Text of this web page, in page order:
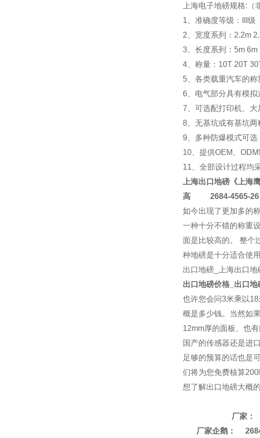
上海电子地磅规格:（
1、准确度等级：III级
2、宽度系列：2.2m
3、长度系列：5m 6m
4、称量：10T 20T
5、各类载重汽车的
6、电气部分具有模
7、可选配打印机、大
8、无基坑或有基坑
9、多种防爆模式可选
10、提供OEM、
11、全部设计过程均
上海出口地磅《上海
高2684-4565-26
如今出现了更加多的
一种十分不错的称重
面是比较高的。 整个
种地磅是十分适合使用
出口地磅_上海出口地
出口地磅价格_ 出口地
也许您会问3米乘以18
概是多少钱。当然如
12mm厚的面板、也
国产的传感器还是进
足够的预算的话也是
们将为您免费核算
想了解出口地磅大概
厂家：
厂家企鹅：